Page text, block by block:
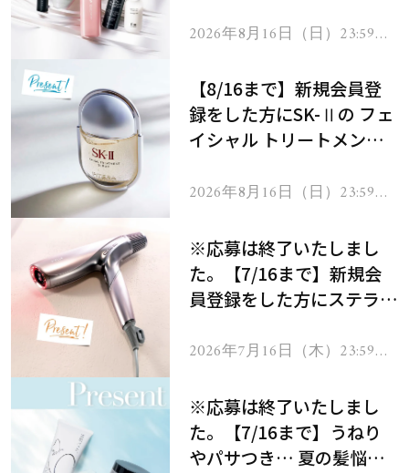
2026年8月16日（日）23:59ま
【8/16まで】新規会員登
録をした方にSK-Ⅱの フェ
イシャル トリートメント
2026年8月16日（日）23:59ま
※応募は終了いたしまし
た。【7/16まで】新規会
員登録をした方にステラボ
ヘアドライヤー ジュエル
2026年7月16日（木）23:59ま
※応募は終了いたしまし
た。【7/16まで】うねり
やパサつき… 夏の髪悩み